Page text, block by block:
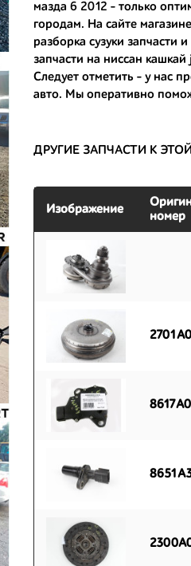
- сняты только с
- имеют большой запас
мазда 6 2012 - только
городам. На сайте
разборка сузуки запчасти и
запчасти на ниссан кашкай
Следует отметить - у нас
авто. Мы оперативно
ДРУГИЕ ЗАПЧАСТИ К
Изображение
номер